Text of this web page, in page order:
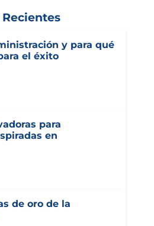
y para qué
el éxito
para
en
de oro de la